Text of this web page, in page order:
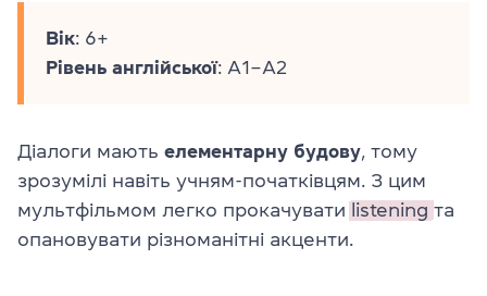
Вік: 6+
Рівень англійської: A1–A2
Діалоги мають елементарну будову, тому
зрозумілі навіть учням-початківцям. З цим
мультфільмом легко прокачувати
listening та
опановувати різноманітні акценти.